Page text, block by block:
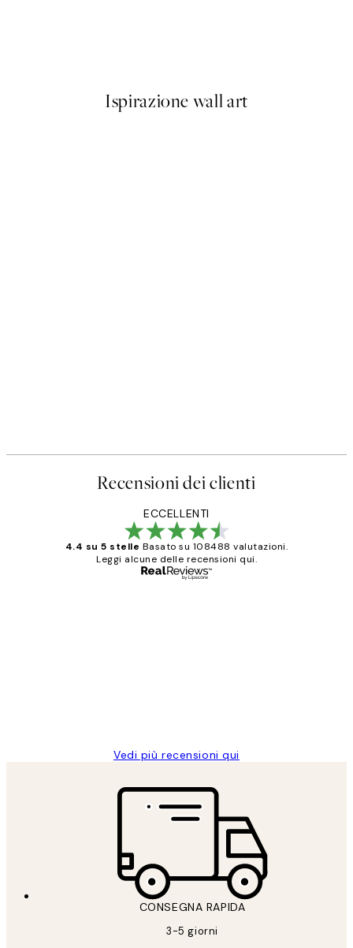
Ispirazione wall art
Recensioni dei clienti
ECCELLENTI
4.4 su 5 stelle Basato su 108488 valutazioni.
Leggi alcune delle recensioni qui.
Vedi più recensioni qui
CONSEGNA RAPIDA
3-5 giorni